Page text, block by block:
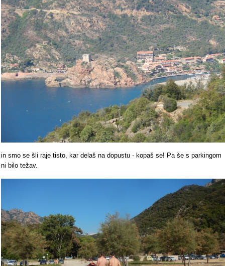
in smo se šli raje tisto, kar delaš na dopustu - kopaš se! Pa še s parkingom
ni bilo težav.